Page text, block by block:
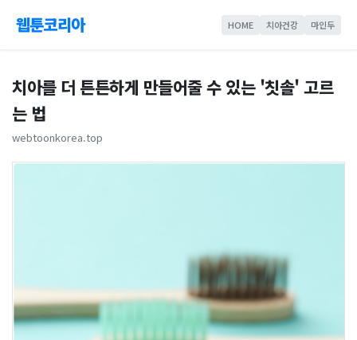
웹툰코리아 HOME 치아건강 마인두
치아를 더 튼튼하게 만들어줄 수 있는 '칫솔' 고르
는 법
webtoonkorea.top